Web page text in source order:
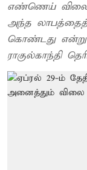
எண்ணெய் விலை
அந்த
கொண்டது
ராகுல்காந்தி